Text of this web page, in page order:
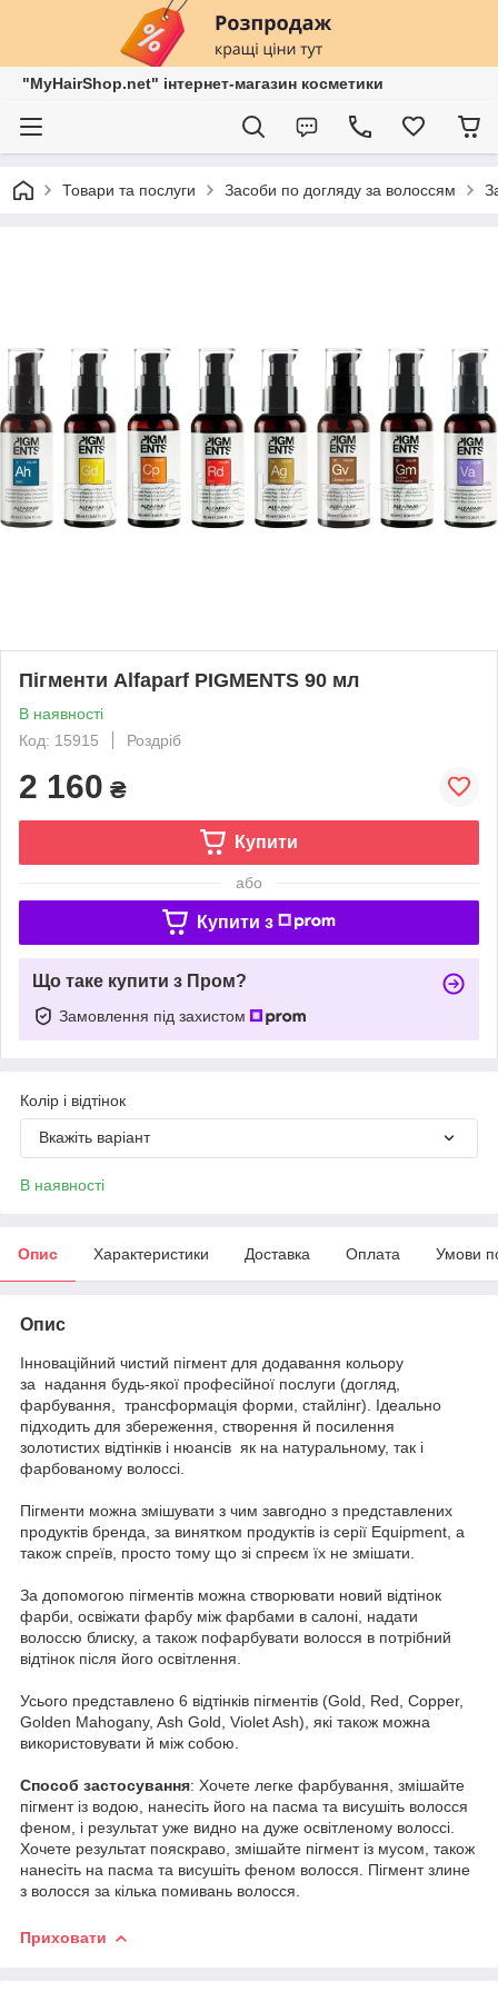
"MyHairShop.net" інтернет-магазин косметики
Товари та послуги Засоби по догляду за волоссям
Пігменти Alfaparf PIGMENTS 90 мл
В наявності
Код: 15915
Роздріб
2 160 ₴
Купити
або
Купити з
Що таке купити з Пром?
Замовлення під захистом
Колір і відтінок
Вкажіть варіант
В наявності
Опис Характеристики Доставка Оплата Умови
Опис
Інноваційний чистий пігмент для додавання кольору
за надання будь-якої професійної послуги (догляд,
фарбування, трансформація форми, стайлінг). Ідеально
підходить для збереження, створення й посилення
золотистих відтінків і нюансів як на натуральному, так і
фарбованому волоссі.
Пігменти можна змішувати з чим завгодно з представлених
продуктів бренда, за винятком продуктів із серії Equipment, а
також спреїв, просто тому що зі спреєм їх не змішати.
За допомогою пігментів можна створювати новий відтінок
фарби, освіжати фарбу між фарбами в салоні, надати
волоссю блиску, а також пофарбувати волосся в потрібний
відтінок після його освітлення.
Усього представлено 6 відтінків пігментів (Gold, Red, Copper,
Golden Mahogany, Ash Gold, Violet Ash), які також можна
використовувати й між собою.
Cпособ застосування: Хочете легке фарбування, змішайте
пігмент із водою, нанесіть його на пасма та висушіть волосся
феном, і результат уже видно на дуже освітленому волоссі.
Хочете результат пояскраво, змішайте пігмент із мусом, також
нанесіть на пасма та висушіть феном волосся. Пігмент злине
з волосся за кілька помивань волосся.
Приховати